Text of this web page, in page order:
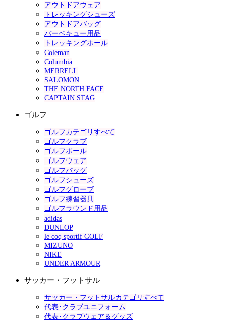
アウトドアウェア
トレッキングシューズ
アウトドアバッグ
バーベキュー用品
トレッキングポール
Coleman
Columbia
MERRELL
SALOMON
THE NORTH FACE
CAPTAIN STAG
ゴルフ
ゴルフカテゴリすべて
ゴルフクラブ
ゴルフボール
ゴルフウェア
ゴルフバッグ
ゴルフシューズ
ゴルフグローブ
ゴルフ練習器具
ゴルフラウンド用品
adidas
DUNLOP
le coq sportif GOLF
MIZUNO
NIKE
UNDER ARMOUR
サッカー・フットサル
サッカー・フットサルカテゴリすべて
代表･クラブユニフォーム
代表･クラブウェア＆グッズ